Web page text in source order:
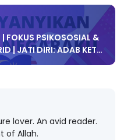
FOKUS PSIKOSOSIAL &
| JATI DIRI: ADAB KET…
lover. An avid reader.
of Allah.